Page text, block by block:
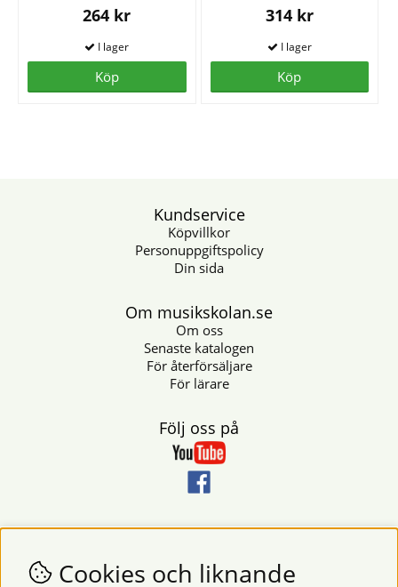
264 kr
Köp
314 kr
Köp
Kundservice
Köpvillkor
Personuppgiftspolicy
Din sida
Om musikskolan.se
Om oss
Senaste katalogen
För återförsäljare
För lärare
Följ oss på
Nyhetsbrev
Vill du få nyheter och erbjudanden från oss? Fyll då i din e-
postadress i fältet nedan.
Cookies och liknande